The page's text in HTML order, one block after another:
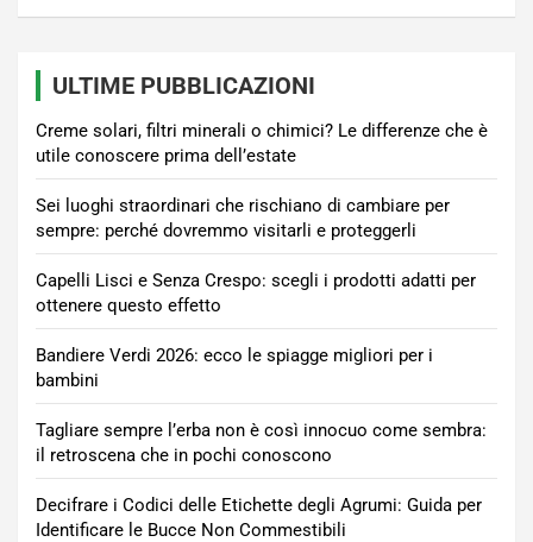
ULTIME PUBBLICAZIONI
Creme solari, filtri minerali o chimici? Le differenze che è
utile conoscere prima dell’estate
Sei luoghi straordinari che rischiano di cambiare per
sempre: perché dovremmo visitarli e proteggerli
Capelli Lisci e Senza Crespo: scegli i prodotti adatti per
ottenere questo effetto
Bandiere Verdi 2026: ecco le spiagge migliori per i
bambini
Tagliare sempre l’erba non è così innocuo come sembra:
il retroscena che in pochi conoscono
Decifrare i Codici delle Etichette degli Agrumi: Guida per
Identificare le Bucce Non Commestibili